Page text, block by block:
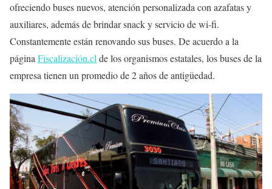
ofreciendo buses nuevos, atención personalizada con azafatas y
auxiliares, además de brindar snack y servicio de wi-fi.
Constantemente están renovando sus buses. De acuerdo a la
páginaFiscalización.clde los organismos estatales, los buses de la
empresa tienen un promedio de 2 años de antigüedad.